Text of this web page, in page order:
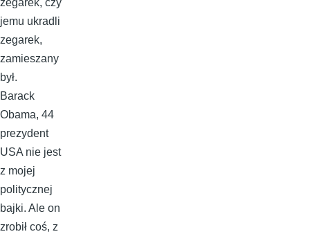
zegarek, czy
jemu ukradli
zegarek,
zamieszany
był.
Barack
Obama, 44
prezydent
USA nie jest
z mojej
politycznej
bajki. Ale on
zrobił coś, z